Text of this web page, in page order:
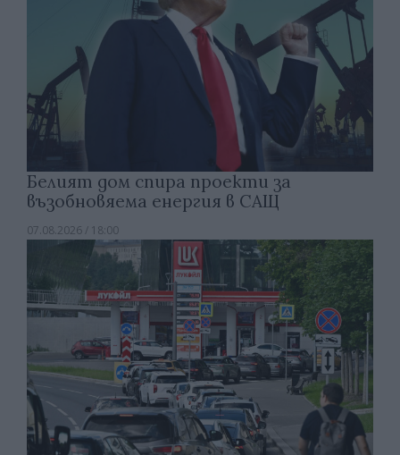
Белият дом спира проекти за
възобновяема енергия в САЩ
07.08.2026 / 18:00